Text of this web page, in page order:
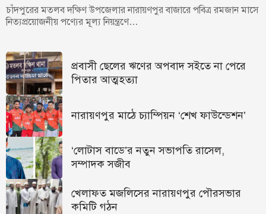
চাঁদপুরের মতলব দক্ষিণ উপজেলার নারায়ণপুর বাজারে পবিত্র রমজান মাসে
নিত্যপ্রয়োজনীয় পণ্যের মূল্য নিয়ন্ত্রণে…
প্রবাসী ছেলের ঋণের অপবাদ সইতে না পেরে
পিতার আত্মহত্যা
নারায়ণপুর মাঠে চ্যাম্পিয়ন ‘শেখ ফাউন্ডেশন’
‘লোটাস বাডে’র নতুন সভাপতি রাসেল,
সম্পাদক সজীব
খেলাফত মজলিসের নারায়ণপুর পৌরসভার
কমিটি গঠন